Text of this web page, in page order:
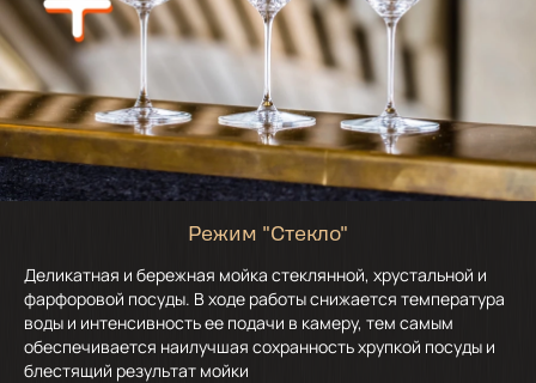
Режим "Стекло"
Деликатная и бережная мойка стеклянной, хрустальной и
фарфоровой посуды. В ходе работы снижается температура
воды и интенсивность ее подачи в камеру, тем самым
обеспечивается наилучшая сохранность хрупкой посуды и
блестящий результат мойки